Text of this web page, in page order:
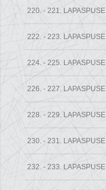
220. - 221. LAPASPUSE
222. - 223. LAPASPUSE
224. - 225. LAPASPUSE
226. - 227. LAPASPUSE
228. - 229. LAPASPUSE
230. - 231. LAPASPUSE
232. - 233. LAPASPUSE